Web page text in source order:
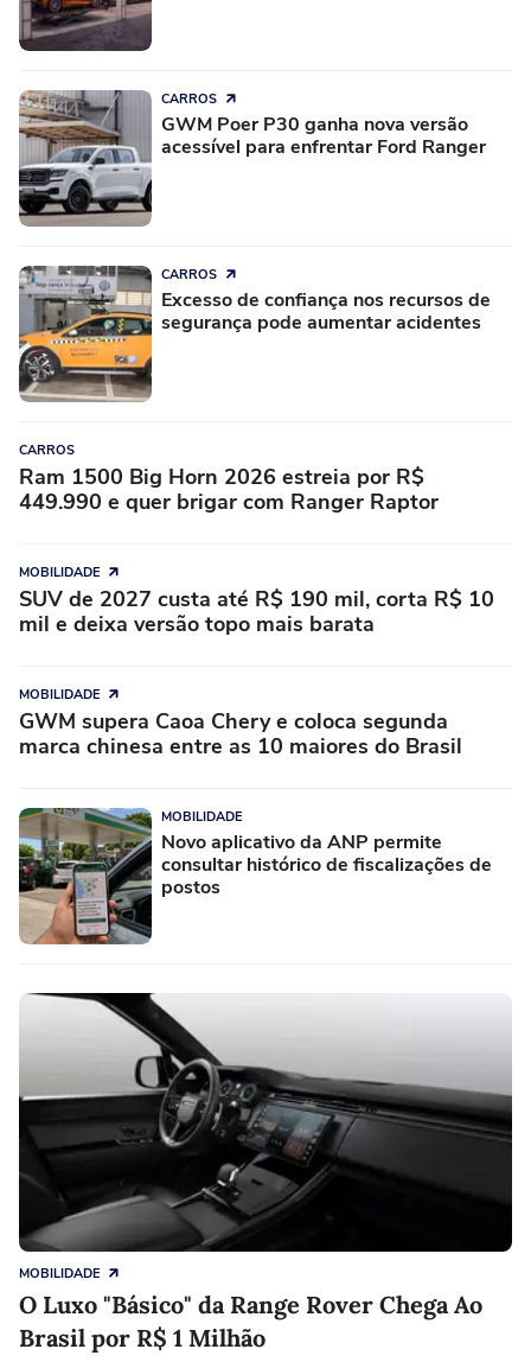
CARROS
GWM Poer P30 ganha nova versão
acessível para enfrentar Ford Ranger
CARROS
Excesso de confiança nos recursos de
segurança pode aumentar acidentes
CARROS
Ram 1500 Big Horn 2026 estreia por R$
449.990 e quer brigar com Ranger Raptor
MOBILIDADE
SUV de 2027 custa até R$ 190 mil, corta R$ 10
mil e deixa versão topo mais barata
MOBILIDADE
GWM supera Caoa Chery e coloca segunda
marca chinesa entre as 10 maiores do Brasil
MOBILIDADE
Novo aplicativo da ANP permite
consultar histórico de fiscalizações de
postos
MOBILIDADE
O Luxo "Básico" da Range Rover Chega Ao
Brasil por R$ 1 Milhão